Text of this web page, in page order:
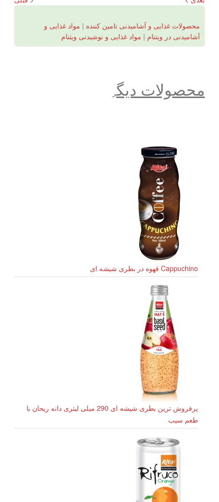
محصولات غذایی و آشامیدنی تامین کننده | مواد غذایی و
آشامیدنی در ویتنام | مواد غذایی و نوشیدنی ویتنام
محصولات دیگر
Cappuchino قهوه در بطری شیشه ای
پرفروش ترین بطری شیشه ای 290 میلی لیتری دانه ریحان با
طعم سیب